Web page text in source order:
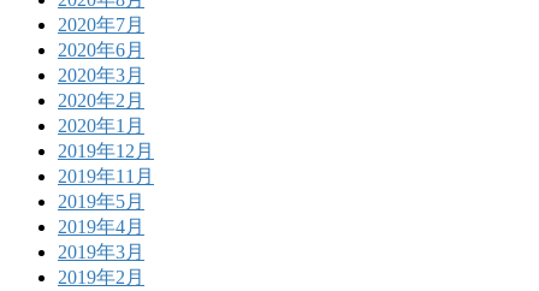
2020年7月
2020年6月
2020年3月
2020年2月
2020年1月
2019年12月
2019年11月
2019年5月
2019年4月
2019年3月
2019年2月